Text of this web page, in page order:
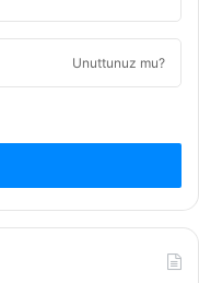
Unuttunuz mu?